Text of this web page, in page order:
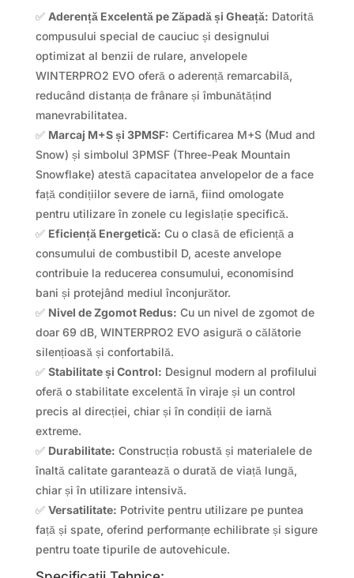
✅ Aderență Excelentă pe Zăpadă și Gheață: Datorită
compusului special de cauciuc și designului
optimizat al benzii de rulare, anvelopele
WINTERPRO2 EVO oferă o aderență remarcabilă,
reducând distanța de frânare și îmbunătățind
manevrabilitatea.
✅ Marcaj M+S și 3PMSF: Certificarea M+S (Mud and
Snow) și simbolul 3PMSF (Three-Peak Mountain
Snowflake) atestă capacitatea anvelopelor de a face
față condițiilor severe de iarnă, fiind omologate
pentru utilizare în zonele cu legislație specifică.
✅ Eficiență Energetică: Cu o clasă de eficiență a
consumului de combustibil D, aceste anvelope
contribuie la reducerea consumului, economisind
bani și protejând mediul înconjurător.
✅ Nivel de Zgomot Redus: Cu un nivel de zgomot de
doar 69 dB, WINTERPRO2 EVO asigură o călătorie
silențioasă și confortabilă.
✅ Stabilitate și Control: Designul modern al profilului
oferă o stabilitate excelentă în viraje și un control
precis al direcției, chiar și în condiții de iarnă
extreme.
✅ Durabilitate: Construcția robustă și materialele de
înaltă calitate garantează o durată de viață lungă,
chiar și în utilizare intensivă.
✅ Versatilitate: Potrivite pentru utilizare pe puntea
față și spate, oferind performanțe echilibrate și sigure
pentru toate tipurile de autovehicule.